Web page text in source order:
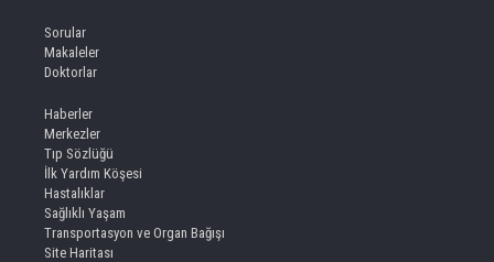
Sorular
Makaleler
Doktorlar
Haberler
Merkezler
Tıp Sözlüğü
İlk Yardım Köşesi
Hastalıklar
Sağlıklı Yaşam
Transportasyon ve Organ Bağışı
Site Haritası